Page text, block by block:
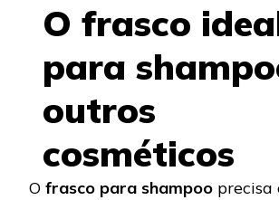
O frasco
para
outros
cosméticos
O frasco para shampoo precisa